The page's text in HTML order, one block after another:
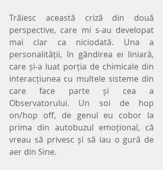
Trăiesc această criză din două
perspective, care mi s-au developat
mai clar ca niciodată. Una a
personalității, în gândirea ei liniară,
care și-a luat porția de chimicale din
interacțiunea cu multele sisteme din
care face parte și cea a
Observatorului. Un soi de hop
on/hop off, de genul eu cobor la
prima din autobuzul emoțional, că
vreau să privesc și să iau o gură de
aer din Sine.